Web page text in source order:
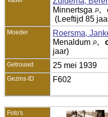
Minnertsga
,
(Leeftijd 85
Moeder Roersma,
Menaldum
,
jaar)
Getrouwd 25 mei 1939
Gezins-ID F602
Foto's